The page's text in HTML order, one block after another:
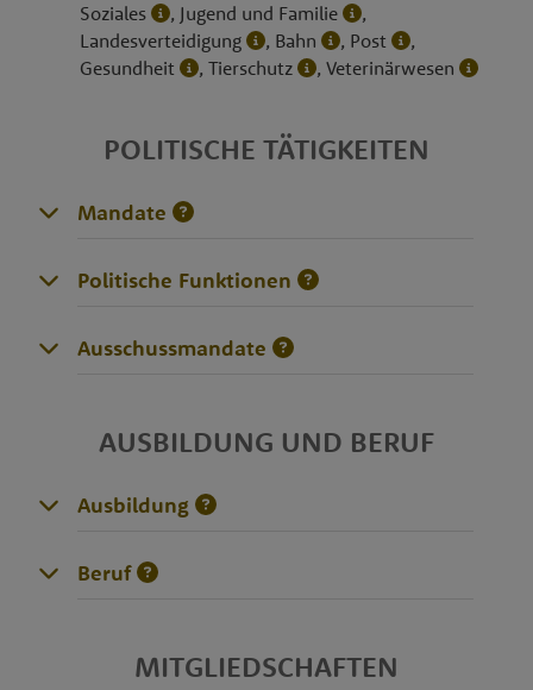
Soziales
, Jugend und Familie
,
Landesverteidigung
, Bahn , Post
,
Gesundheit
, Tierschutz , Veterinärwesen
POLITISCHE TÄTIGKEITEN
Mandate
Politische Funktionen
Ausschussmandate
AUSBILDUNG UND BERUF
Ausbildung
Beruf
MITGLIEDSCHAFTEN